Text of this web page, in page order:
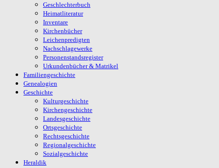
Geschlechterbuch
Heimatliteratur
Inventare
Kirchenbücher
Leichenpredigten
Nachschlagewerke
Personenstandsregister
Urkundenbücher & Matrikel
Familiengeschichte
Genealogien
Geschichte
Kulturgeschichte
Kirchengeschichte
Landesgeschichte
Ortsgeschichte
Rechtsgeschichte
Regionalgeschichte
Sozialgeschichte
Heraldik